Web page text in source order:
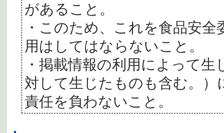
があること。
・このため、これを食品安
用はしてはならないこと。
・掲載情報の利用によって
対して生じたものも含む。
責任を負わないこと。